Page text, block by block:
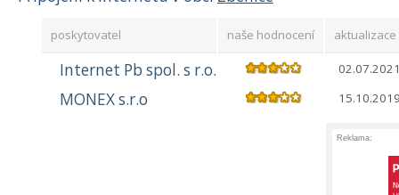
poskytovatel naše hodnocení
Internet Pb spol. s r.o.
MONEX s.r.o
Reklama: